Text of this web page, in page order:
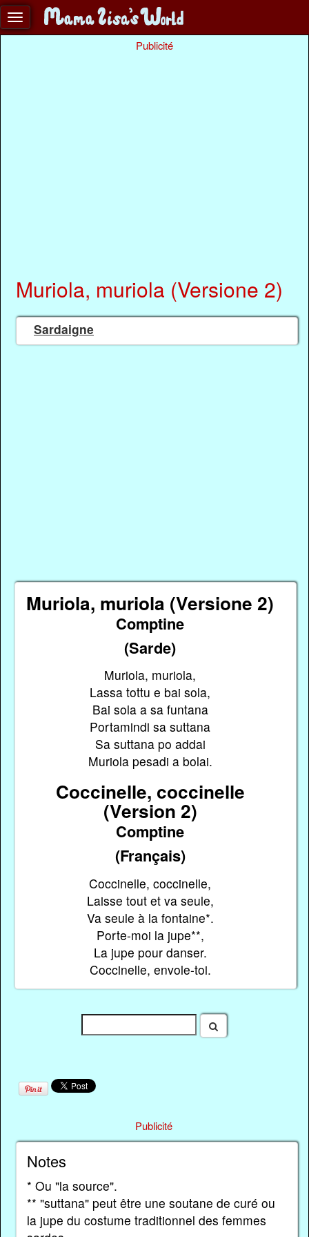
Publicité
Muriola, muriola (Versione 2)
Sardaigne
Muriola, muriola (Versione 2)
Comptine
(Sarde)
Muriola, muriola,
Lassa tottu e bai sola,
Bai sola a sa funtana
Portamindi sa suttana
Sa suttana po addai
Muriola pesadi a bolai.
Coccinelle, coccinelle
(Version 2)
Comptine
(Français)
Coccinelle, coccinelle,
Laisse tout et va seule,
Va seule à la fontaine*.
Porte-moi la jupe**,
La jupe pour danser.
Coccinelle, envole-toi.
Publicité
Notes
* Ou "la source".
** "suttana" peut être une soutane de curé ou
la jupe du costume traditionnel des femmes